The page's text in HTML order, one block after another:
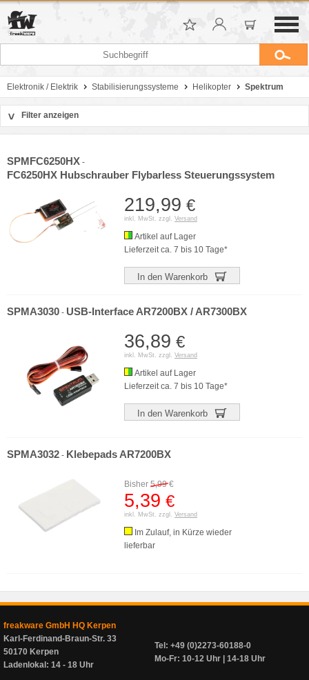
Elektronik / Elektrik Stabilisierungssysteme Helikopter Spektrum
> Filter anzeigen
Preis
SPMFC6250HX -
FC6250HX Hubschrauber Flybarless Steuerungssystem
219,99 €
inkl. MwSt. zzgl. Versand
Artikel auf Lager
Lieferzeit ca. 7 bis 10 Tage*
In den Warenkorb
SPMA3030 - USB-Interface AR7200BX / AR7300BX
36,89 €
inkl. MwSt. zzgl. Versand
Artikel auf Lager
Lieferzeit ca. 7 bis 10 Tage*
In den Warenkorb
SPMA3032 - Klebepads AR7200BX
Bisher 5,99€
5,39 €
inkl. MwSt. zzgl. Versand
Im Zulauf, in Kürze wieder
lieferbar
freakware GmbH HQ Kerpen
Karl-Ferdinand-Braun-Str. 33
50170 Kerpen
Ladenlokal: 14 - 18 Uhr
Tel: +49 (0)2273-60188-0
Mo-Fr: 10-12 Uhr | 14-18 Uhr